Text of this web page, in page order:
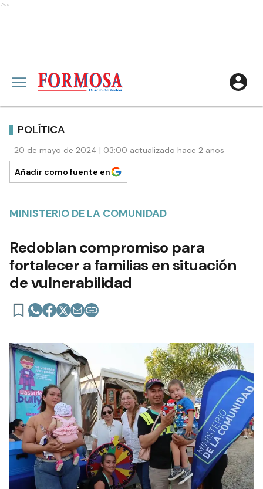
Ads
POLÍTICA
20 de mayo de 2024 | 03:00 actualizado hace 2 años
Añadir como fuente en
MINISTERIO DE LA COMUNIDAD
Redoblan compromiso para
fortalecer a familias en situación
de vulnerabilidad